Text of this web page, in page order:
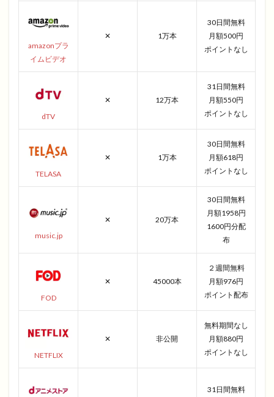
amazonプラ
イムビデオ
✕ 1万本
30日間無料
月額500円
ポイントなし
dTV
✕ 12万本
31日間無料
月額550円
ポイントなし
TELASA
✕ 1万本
30日間無料
月額618円
ポイントなし
music.jp
✕ 20万本
30日間無料
月額1958円
1600円分配
布
FOD
✕ 45000本
２週間無料
月額976円
ポイント配布
NETFLIX
✕ 非公開
無料期間なし
月額880円
ポイントなし
31日間無料